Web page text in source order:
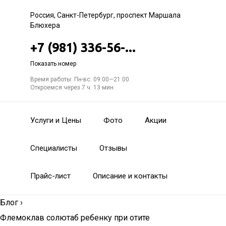
Россия, Санкт-Петербург, проспект Маршала
Блюхера
+7 (981) 336-56-...
Показать номер
Время работы: Пн-вс: 09:00—21:00
Откроемся через 7 ч. 13 мин.
Услуги и Цены Фото Акции
Специалисты Отзывы
Прайс-лист Описание и контакты
Блог ›
Флемоклав солютаб ребенку при отите